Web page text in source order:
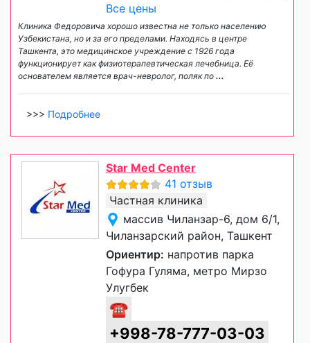
Все цены
Клиника Федоровича хорошо известна не только населению
Узбекистана, но и за его пределами. Находясь в центре
Ташкента, это медицинское учреждение с 1926 года
функционирует как физиотерапевтическая лечебница. Её
основателем является врач-невролог, поляк по ...
>>> Подробнее
Star Med Center
41 отзыв
Частная клиника
массив Чиланзар-6, дом 6/1,
Чиланзарский район, Ташкент
Ориентир: напротив парка
Гофура Гуляма, метро Мирзо
Улугбек
☎
+998-78-777-03-03